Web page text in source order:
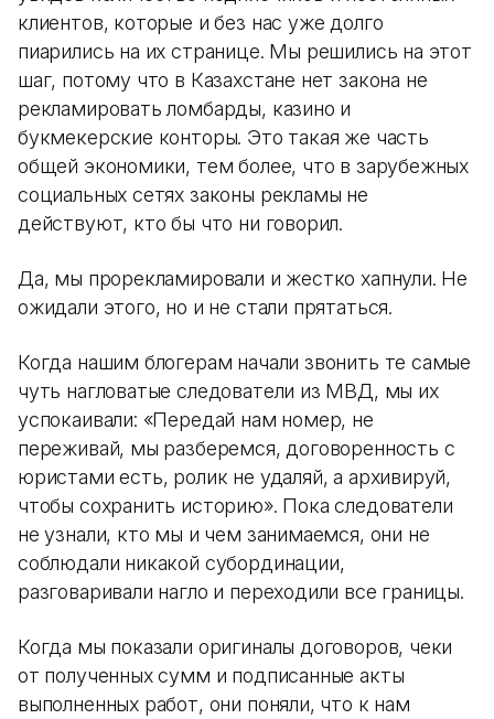
клиентов, которые и без нас уже долго
пиарились на их странице. Мы решились на этот
шаг, потому что в Казахстане нет закона не
рекламировать ломбарды, казино и
букмекерские конторы. Это такая же часть
общей экономики, тем более, что в зарубежных
социальных сетях законы рекламы не
действуют, кто бы что ни говорил.
Да, мы прорекламировали и жестко хапнули. Не
ожидали этого, но и не стали прятаться.
Когда нашим блогерам начали звонить те самые
чуть нагловатые следователи из МВД, мы их
успокаивали: «Передай нам номер, не
переживай, мы разберемся, договоренность с
юристами есть, ролик не удаляй, а архивируй,
чтобы сохранить историю». Пока следователи
не узнали, кто мы и чем занимаемся, они не
соблюдали никакой субординации,
разговаривали нагло и переходили все границы.
Когда мы показали оригиналы договоров, чеки
от полученных сумм и подписанные акты
выполненных работ, они поняли, что к нам